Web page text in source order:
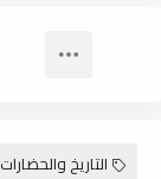
التاريخ والحضارات